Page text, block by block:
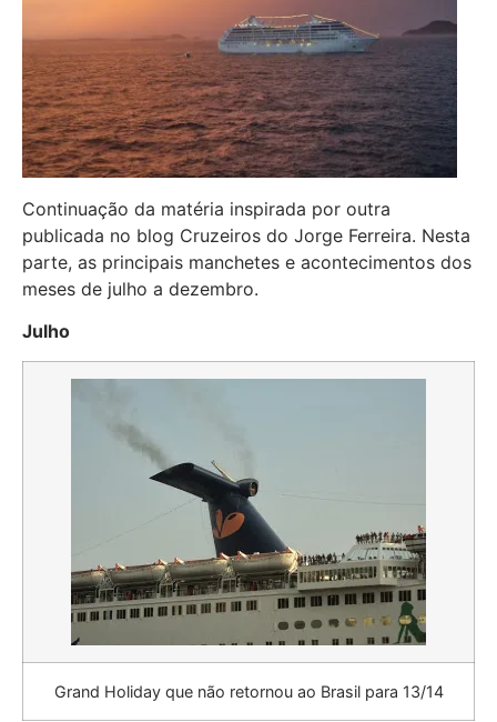
Continuação da matéria inspirada por outra
publicada no blog Cruzeiros do Jorge Ferreira. Nesta
parte, as principais manchetes e acontecimentos dos
meses de julho a dezembro.
Julho
Grand Holiday que não retornou ao Brasil para 13/14